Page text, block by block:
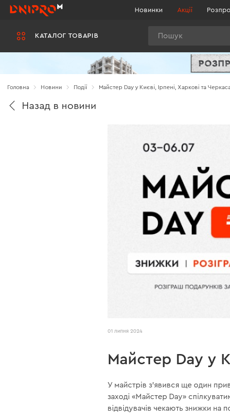
КАТАЛОГ ТОВАРІВ
Новинки Акції
Головна Новини Події Майстер Day у Києві, Ірпені, Харкові та
Назад в новини
01 липня 2024
Майстер Day у
У майстрів з'явився ще один
заході «Майстер Day»
відвідувачів чекають знижки на